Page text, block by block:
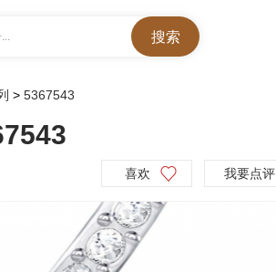
> 5367543
喜欢 我要点评